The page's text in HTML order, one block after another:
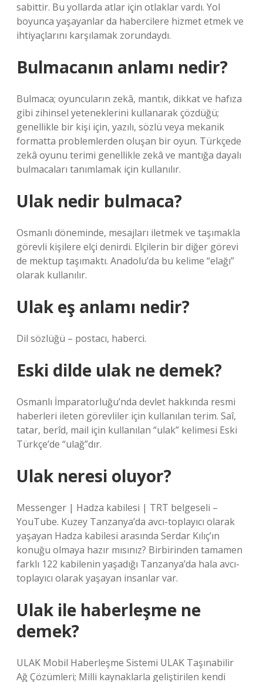
sabittir. Bu yollarda atlar için otlaklar vardı. Yol
boyunca yaşayanlar da habercilere hizmet etmek ve
ihtiyaçlarını karşılamak zorundaydı.
Bulmacanın anlamı nedir?
Bulmaca; oyuncuların zekâ, mantık, dikkat ve hafıza
gibi zihinsel yeteneklerini kullanarak çözdüğü;
genellikle bir kişi için, yazılı, sözlü veya mekanik
formatta problemlerden oluşan bir oyun. Türkçede
zekâ oyunu terimi genellikle zekâ ve mantığa dayalı
bulmacaları tanımlamak için kullanılır.
Ulak nedir bulmaca?
Osmanlı döneminde, mesajları iletmek ve taşımakla
görevli kişilere elçi denirdi. Elçilerin bir diğer görevi
de mektup taşımaktı. Anadolu’da bu kelime “elağı”
olarak kullanılır.
Ulak eş anlamı nedir?
Dil sözlüğü – postacı, haberci.
Eski dilde ulak ne demek?
Osmanlı İmparatorluğu’nda devlet hakkında resmi
haberleri ileten görevliler için kullanılan terim. Saî,
tatar, berîd, mail için kullanılan “ulak” kelimesi Eski
Türkçe’de “ulağ”dır.
Ulak neresi oluyor?
Messenger | Hadza kabilesi | TRT belgeseli –
YouTube. Kuzey Tanzanya’da avcı-toplayıcı olarak
yaşayan Hadza kabilesi arasında Serdar Kılıç’ın
konuğu olmaya hazır mısınız? Birbirinden tamamen
farklı 122 kabilenin yaşadığı Tanzanya’da hala avcı-
toplayıcı olarak yaşayan insanlar var.
Ulak ile haberleşme ne
demek?
ULAK Mobil Haberleşme Sistemi ULAK Taşınabilir
Ağ Çözümleri; Milli kaynaklarla geliştirilen kendi